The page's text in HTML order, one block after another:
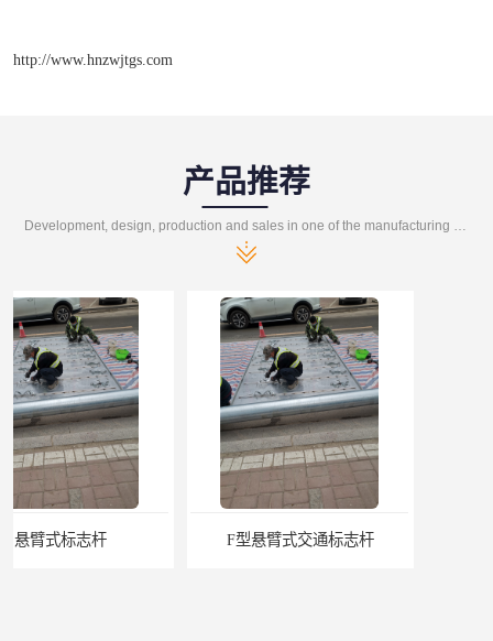
http://www.hnzwjtgs.com
产品推荐
F型悬臂式交通标志杆 道路交通标志牌